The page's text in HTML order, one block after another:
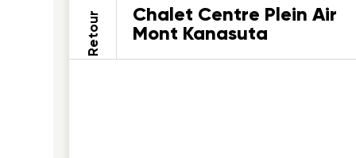
Retour
Chalet Centre Plein Air
Mont Kanasuta